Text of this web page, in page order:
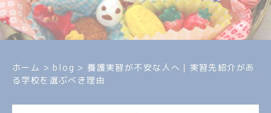
ホーム > blog > 養護実習が不安な人へ｜実習先紹介があ
る学校を選ぶべき理由